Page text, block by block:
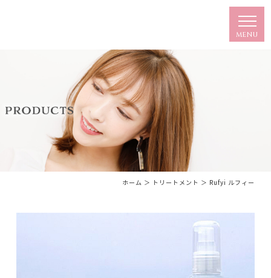
ホーム ＞ トリートメント ＞ Rufyi ルフィー